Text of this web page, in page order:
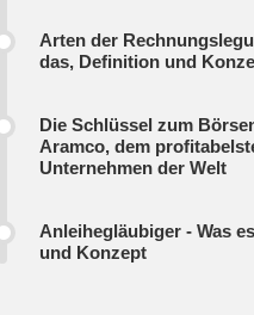
Arten der
das, Definition und
Die Schlüssel zum
Aramco, dem
Unternehmen der Welt
Anleihegläubiger - Was
und Konzept